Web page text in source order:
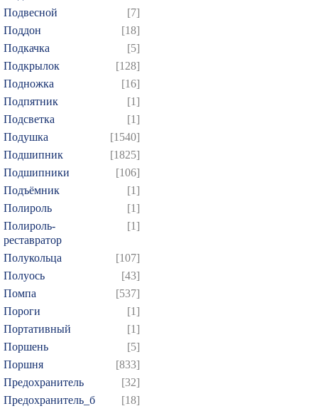
Подвесной
[7]
Поддон
[18]
Подкачка
[5]
Подкрылок
[128]
Подножка
[16]
Подпятник
[1]
Подсветка
[1]
Подушка
[1540]
Подшипник
[1825]
Подшипники
[106]
Подъёмник
[1]
Полироль
[1]
Полироль-
реставратор
[1]
Полукольца
[107]
Полуось
[43]
Помпа
[537]
Пороги
[1]
Портативный
[1]
Поршень
[5]
Поршня
[833]
Предохранитель
[32]
Предохранитель_б
[18]